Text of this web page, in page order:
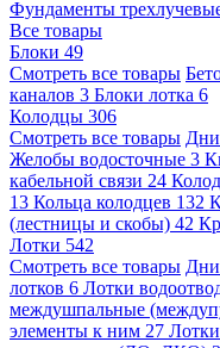
Фундаменты
Все товары
Блоки 49
Смотреть все товары
каналов 3 Блоки лотка 6
Колодцы 306
Смотреть все товары
Желобы водосточные 3
кабельной связи 24
13 Кольца колодцев 132
(лестницы и скобы) 42
Лотки 542
Смотреть все товары
лотков 6 Лотки
междушпальные
элементы к ним 27